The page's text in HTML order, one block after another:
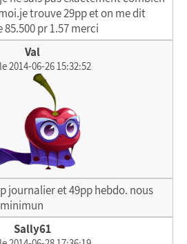
trouve 29pp et on me dit
85.500 pr 1.57 merci
Val
2014-06-26 15:32:52
journalier et 49pp hebdo. nous
Sally61